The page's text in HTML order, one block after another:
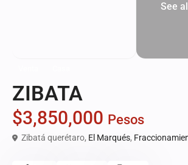
See
ZIBATA
$3,850,000 Pesos
Zibatá querétaro, El Marqués,